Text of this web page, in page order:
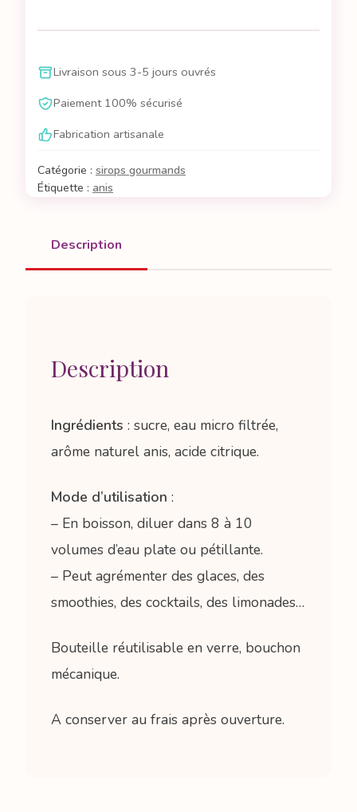
sirop
d'anis
Livraison sous 3-5 jours ouvrés
Paiement 100% sécurisé
Fabrication artisanale
Catégorie : sirops gourmands
Étiquette : anis
Description
Description
Ingrédients : sucre, eau micro filtrée,
arôme naturel anis, acide citrique.
Mode d’utilisation :
– En boisson, diluer dans 8 à 10
volumes d’eau plate ou pétillante.
– Peut agrémenter des glaces, des
smoothies, des cocktails, des limonades…
Bouteille réutilisable en verre, bouchon
mécanique.
A conserver au frais après ouverture.